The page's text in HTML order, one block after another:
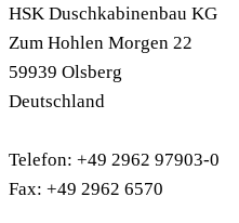
HSK Duschkabinenbau KG
Zum Hohlen Morgen 22
59939 Olsberg
Deutschland
Telefon: +49 2962 97903-0
Fax: +49 2962 6570